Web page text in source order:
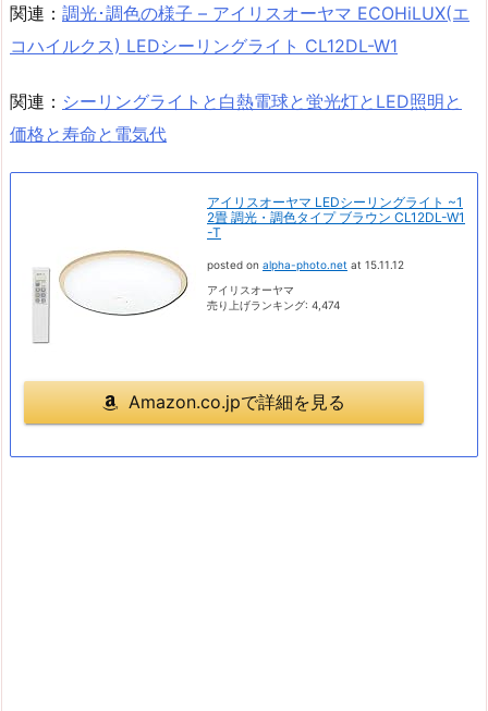
関連： 調光･調色の様子 – アイリスオーヤマ ECOHiLUX(エ
コハイルクス) LEDシーリングライト CL12DL-W1
関連： シーリングライトと白熱電球と蛍光灯とLED照明と
価格と寿命と電気代
アイリスオーヤマ LEDシーリングライト ~1
2畳 調光・調色タイプ ブラウン CL12DL-W1
-T
posted on alpha-photo.net at 15.11.12
アイリスオーヤマ
売り上げランキング: 4,474
Amazon.co.jpで詳細を見る